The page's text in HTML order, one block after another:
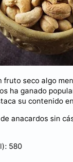
fruto seco algo
ha ganado
su contenido en
anacardos sin
580